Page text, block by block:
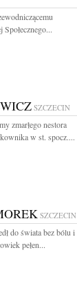
SZCZECIN
zmarłego nestora
w st. spocz....
SZCZECIN
do świata bez bólu i
pełen...